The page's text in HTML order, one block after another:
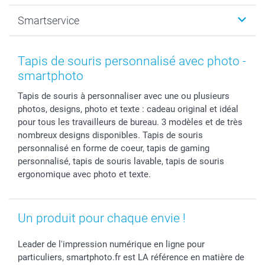
Faire-part & Cartes
Coques smartphone
Stickers & Etiquettes
Dénicheur d'idées cadeau
Naissance & baptême
Fête des Mères
Fête des Pères
Baptême
Toussaint
Rentrée des classes
Saint-Valentin
Vacances
Plan du site
Droit de rétraction
Plaintes
Gestion des cookies
Tarifs
Partenariats & Influence
Investisseurs
Smartservice
Aide
smartbonus
Livraison
Modes de paiement
Grandes quantités
Statut de ma commande
Tapis de souris personnalisé avec photo -
smartphoto
Tapis de souris à personnaliser avec une ou plusieurs
photos, designs, photo et texte : cadeau original et idéal
pour tous les travailleurs de bureau. 3 modèles et de très
nombreux designs disponibles. Tapis de souris
personnalisé en forme de coeur, tapis de gaming
personnalisé, tapis de souris lavable, tapis de souris
ergonomique avec photo et texte.
Un produit pour chaque envie !
Leader de l'impression numérique en ligne pour
particuliers, smartphoto.fr est LA référence en matière de